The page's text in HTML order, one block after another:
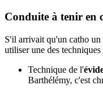
Conduite à tenir en
S'il arrivait qu'un catho un
utiliser une des
Technique de l'
Barthélémy, c'est